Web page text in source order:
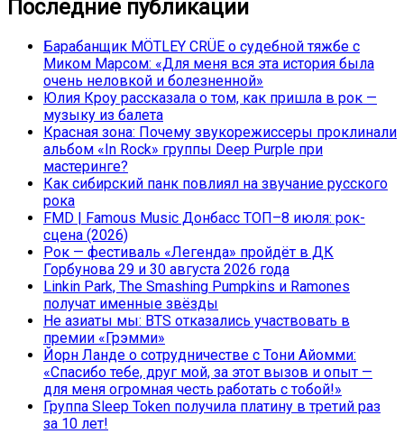
Последние публикации
Барабанщик MÖTLEY CRÜE о судебной тяжбе с
Миком Марсом: «Для меня вся эта история была
очень неловкой и болезненной»
Юлия Кроу рассказала о том, как пришла в рок —
музыку из балета
Красная зона: Почему звукорежиссеры проклинали
альбом «In Rock» группы Deep Purple при
мастеринге?
Как сибирский панк повлиял на звучание русского
рока
FMD | Famous Music Донбасс ТОП–8 июля: рок-
сцена (2026)
Рок — фестиваль «Легенда» пройдёт в ДК
Горбунова 29 и 30 августа 2026 года
Linkin Park, The Smashing Pumpkins и Ramones
получат именные звёзды
Не азиаты мы: BTS отказались участвовать в
премии «Грэмми»
Йорн Ланде о сотрудничестве с Тони Айомми:
«Спасибо тебе, друг мой, за этот вызов и опыт —
для меня огромная честь работать с тобой!»
Группа Sleep Token получила платину в третий раз
за 10 лет!